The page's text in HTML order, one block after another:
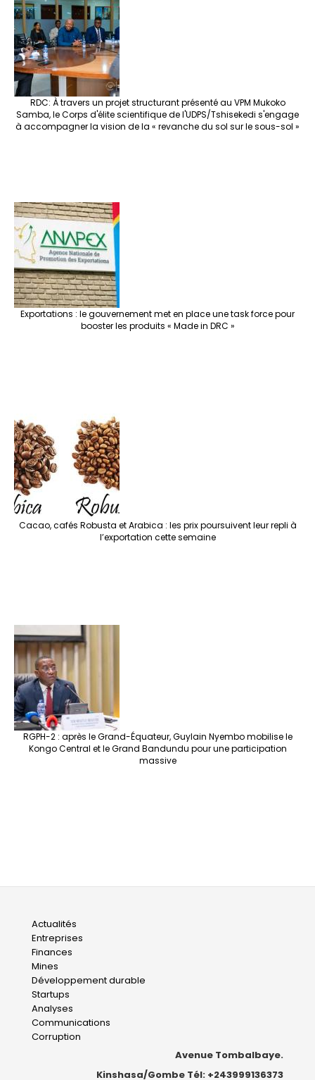
RDC: À travers un projet structurant présenté au VPM Mukoko
Samba, le Corps d'élite scientifique de l'UDPS/Tshisekedi s'engage
à accompagner la vision de la « revanche du sol sur le sous-sol »
Exportations : le gouvernement met en place une task force pour
booster les produits « Made in DRC »
Cacao, cafés Robusta et Arabica : les prix poursuivent leur repli à
l’exportation cette semaine
RGPH-2 : après le Grand-Équateur, Guylain Nyembo mobilise le
Kongo Central et le Grand Bandundu pour une participation
massive
Main
navigation
Actualités
Entreprises
Finances
Mines
Développement durable
Startups
Analyses
Communications
Corruption
Avenue Tombalbaye.
Kinshasa/Gombe Tél: +243999136373